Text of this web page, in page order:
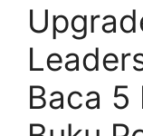
Baca 5